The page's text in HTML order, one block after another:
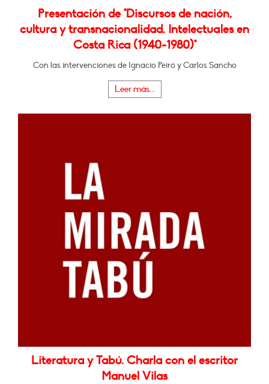
Presentación de "Discursos de nación,
cultura y transnacionalidad. Intelectuales en
Costa Rica (1940-1980)"
Con las intervenciones de Ignacio Peiró y Carlos Sancho
Leer más...
Literatura y Tabú. Charla con el escritor
Manuel Vilas